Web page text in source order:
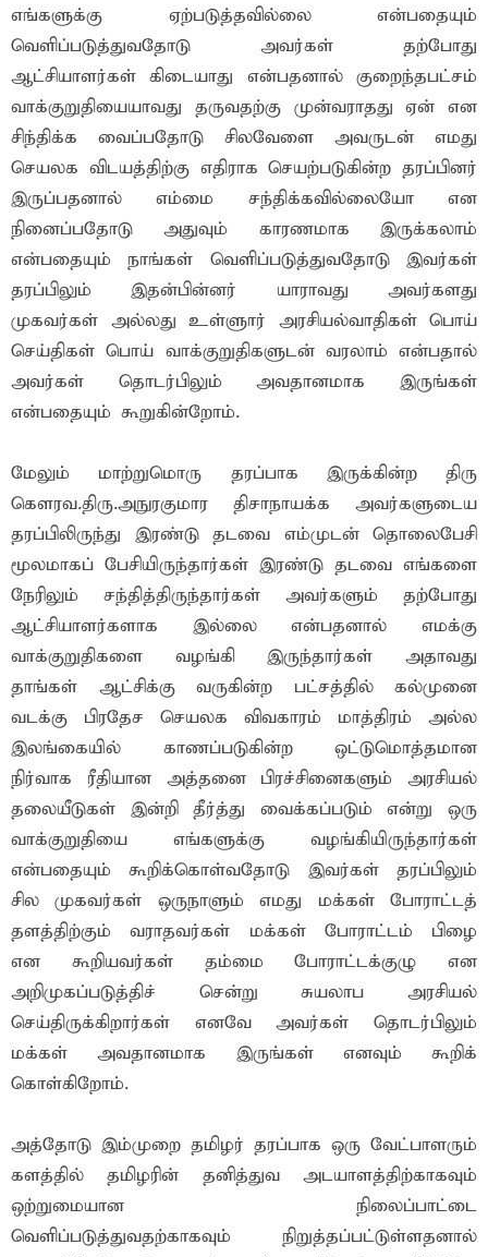
எங்களுக்கு ஏற்படுத்தவில்லை என்பதையும்
வெளிப்படுத்துவதோடு அவர்கள் தற்போது
ஆட்சியாளர்கள் கிடையாது என்பதனால் குறைந்தபட்சம்
வாக்குறுதியையாவது தருவதற்கு முன்வராதது ஏன் என
சிந்திக்க வைப்பதோடு சிலவேளை அவருடன் எமது
செயலக விடயத்திற்கு எதிராக செயற்படுகின்ற தரப்பினர்
இருப்பதனால் எம்மை சந்திக்கவில்லையோ என
நினைப்பதோடு அதுவும் காரணமாக இருக்கலாம்
என்பதையும் நாங்கள் வெளிப்படுத்துவதோடு இவர்கள்
தரப்பிலும் இதன்பின்னர் யாராவது அவர்களது
முகவர்கள் அல்லது உள்ளுார் அரசியல்வாதிகள் பொய்
செய்திகள் பொய் வாக்குறுதிகளுடன் வரலாம் என்பதால்
அவர்கள் தொடர்பிலும் அவதானமாக இருங்கள்
என்பதையும் கூறுகின்றோம்.
மேலும் மாற்றுமொரு தரப்பாக இருக்கின்ற திரு
கௌரவ.திரு.அநுரகுமார திசாநாயக்க அவர்களுடைய
தரப்பிலிருந்து இரண்டு தடவை எம்முடன் தொலைபேசி
மூலமாகப் பேசியிருந்தார்கள் இரண்டு தடவை எங்களை
நேரிலும் சந்தித்திருந்தார்கள் அவர்களும் தற்போது
ஆட்சியாளர்களாக இல்லை என்பதனால் எமக்கு
வாக்குறுதிகளை வழங்கி இருந்தார்கள் அதாவது
தாங்கள் ஆட்சிக்கு வருகின்ற பட்சத்தில் கல்முனை
வடக்கு பிரதேச செயலக விவகாரம் மாத்திரம் அல்ல
இலங்கையில் காணப்படுகின்ற ஒட்டுமொத்தமான
நிர்வாக ரீதியான அத்தனை பிரச்சினைகளும் அரசியல்
தலையீடுகள் இன்றி தீர்த்து வைக்கப்படும் என்று ஒரு
வாக்குறுதியை எங்களுக்கு வழங்கியிருந்தார்கள்
என்பதையும் கூறிக்கொள்வதோடு இவர்கள் தரப்பிலும்
சில முகவர்கள் ஒருநாளும் எமது மக்கள் போராட்டத்
தளத்திற்கும் வராதவர்கள் மக்கள் போராட்டம் பிழை
என கூறியவர்கள் தம்மை போராட்டக்குழு என
அறிமுகப்படுத்திச் சென்று சுயலாப அரசியல்
செய்திருக்கிறார்கள் எனவே அவர்கள் தொடர்பிலும்
மக்கள் அவதானமாக இருங்கள் எனவும் கூறிக்
கொள்கிறோம்.
அத்தோடு இம்முறை தமிழர் தரப்பாக ஒரு வேட்பாளரும்
களத்தில் தமிழரின் தனித்துவ அடயாளத்திற்காகவும்
ஒற்றுமையான நிலைப்பாட்டை
வெளிப்படுத்துவதற்காகவும் நிறுத்தப்பட்டுள்ளதனால்